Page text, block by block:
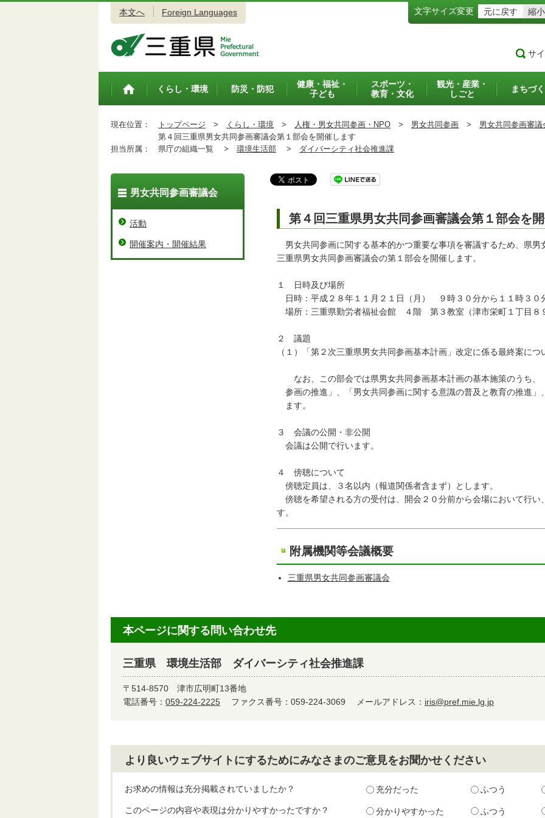
本文へ Foreign Languages 文字サイズ変更 元に戻す 縮小
サ
トップペ
くらし・環境 防災・防犯
健康・福祉・
子ども
スポーツ・
教育・文化
観光・産業・
しごと
まちづ
現在位置： トップページ > くらし・環境 > 人権・男女共同参画・NPO > 男女共同参画 > 男女共同参画審議
第４回三重県男女共同参画審議会第１部会を開催します
担当所属：
県庁の組織一覧 > 環境生活部 > ダイバーシティ社会推進課
第４回三重県男女共同参画審議会第１部会を
男女共同参画に関する基本的かつ重要な事項を審議するため、県男
三重県男女共同参画審議会の第１部会を開催します。
１ 日時及び場所
日時：平成２８年１１月２１日（月） ９時３０分から１１時３０
場所：三重県勤労者福祉会館 ４階 第３教室（津市栄町１丁目８９
２ 議題
（１）「第２次三重県男女共同参画基本計画」改定に係る最終案につ
なお、この部会では県男女共同参画基本計画の基本施策のうち、
参画の推進」、「男女共同参画に関する意識の普及と教育の推進」
ます。
３ 会議の公開・非公開
会議は公開で行います。
４ 傍聴について
傍聴定員は、３名以内（報道関係者含まず）とします。
傍聴を希望される方の受付は、開会２０分前から会場において行い
す。
附属機関等会議概要
三重県男女共同参画審議会
男女共同参画審議会
活動
開催案内・開催結果
本ページに関する問い合わせ先
三重県 環境生活部 ダイバーシティ社会推進課
〒514-8570 津市広明町13番地
電話番号： 059-224-2225 ファクス番号：059-224-3069 メールアドレス： iris@pref.mie.lg.jp
より良いウェブサイトにするためにみなさまのご意見をお聞かせください
お求めの情報は充分掲載されていましたか？ 充分だった ふつう
このページの内容や表現は分かりやすかったですか？ 分かりやすかった ふつう